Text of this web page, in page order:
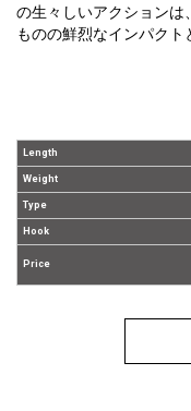
の生々しいアクション
ものの鮮烈なインパクト
Length
Weight
Type
Hook
Price